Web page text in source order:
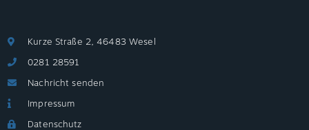
Kurze Straße 2, 46483 Wesel
0281 28591
Nachricht senden
Impressum
Datenschutz